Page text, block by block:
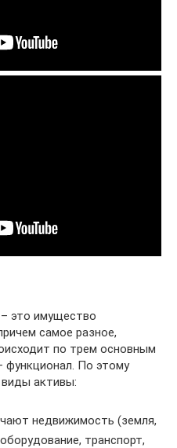
это имущество
самое разное,
по трем основным
функционал. По этому
активы:
недвижимость (земля,
транспорт,